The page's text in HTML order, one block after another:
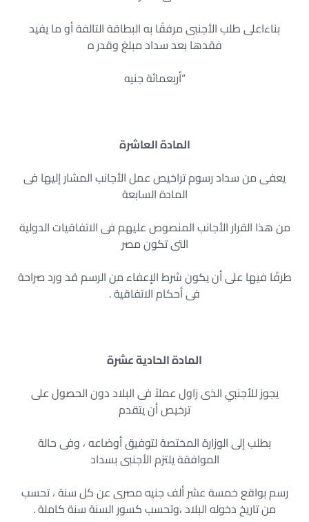
بناءاعلى طلب الأجنبى مرفقًا به البطاقة التالفة أو ما يفيد
فقدها بعد سداد مبلغ وقدر ه
“أربعمائة جنيه
المادة العاشرة
يعفى من سداد رسوم تراخيص عمل الأجانب المشار إليها فى
المادة السابعة
من هذا القرار الأجانب المنصوص عليهم فى الاتفاقيات الدولية
التى تكون مصر
طرفًا فيها على أن يكون شرط الإعفاء من الرسم قد ورد صراحة
فى أحكام الاتفاقية .
المادة الحادية عشرة
يجوز للأجنبي الذى زاول عملاً فى البلاد دون الحصول على
ترخيص أن يتقدم
بطلب إلى الوزارة المختصة لتوفيق أوضاعه ، وفى حالة
الموافقة يلتزم الأجنبى بسداد
رسم بواقع خمسة عشر ألف جنيه مصرى عن كل سنة ، تحسب
من تاريخ دخوله البلاد ،وتحسب كسور السنة سنة كاملة .